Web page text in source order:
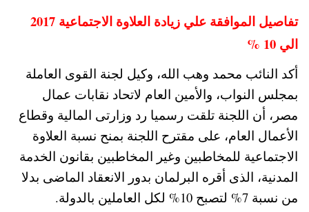
تفاصيل الموافقة علي زيادة العلاوة الاجتماعية 2017
الي 10 %
أكد النائب محمد وهب الله، وكيل لجنة القوى العاملة
بمجلس النواب، والأمين العام لاتحاد نقابات عمال
مصر، أن اللجنة تلقت رسميا رد وزارتى المالية وقطاع
الأعمال العام، على مقترح اللجنة بمنح نسبة العلاوة
الاجتماعية للمخاطبين وغير المخاطبين بقانون الخدمة
المدنية، الذى أقره البرلمان بدور الانعقاد الماضى بدلا
من نسبة 7% لتصبح 10% لكل العاملين بالدولة.